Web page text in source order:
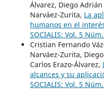
Álvarez, Diego
Narváez-Zurita, La
humanos en el
SOCIALIS: Vol. 5
Cristian Fernando
Narváez-Zurita,
Carlos Erazo-Álvarez,
alcances y su
SOCIALIS: Vol. 5